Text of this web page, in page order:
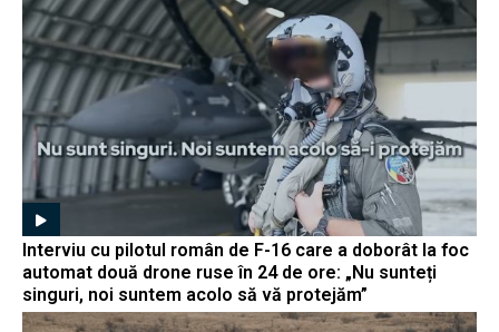
Interviu cu pilotul român de F-16 care a doborât la foc
automat două drone ruse în 24 de ore: „Nu sunteți
singuri, noi suntem acolo să vă protejăm”